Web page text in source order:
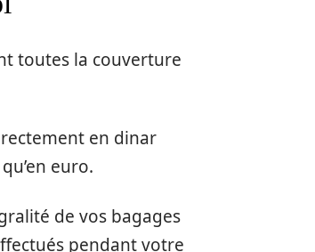
toutes la couverture
en dinar
euro.
de vos bagages
pendant votre